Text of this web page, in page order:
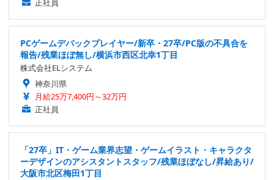
正社員
PCゲームデバックプレイヤー/新卒・27卒/PC版の不具合を
報告/残業ほぼ無し/横浜市西区北幸1丁目
株式会社ELシステム
神奈川県
月給25万7,400円～32万円
正社員
「27卒」IT・ゲーム業界志望・ゲームイラスト・キャラクタ
ーデザインのアシスタントスタッフ/残業ほぼなし/昇給あり/
大阪市北区梅田1丁目